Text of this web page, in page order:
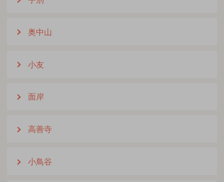
奥中山
小友
面岸
高善寺
小鳥谷